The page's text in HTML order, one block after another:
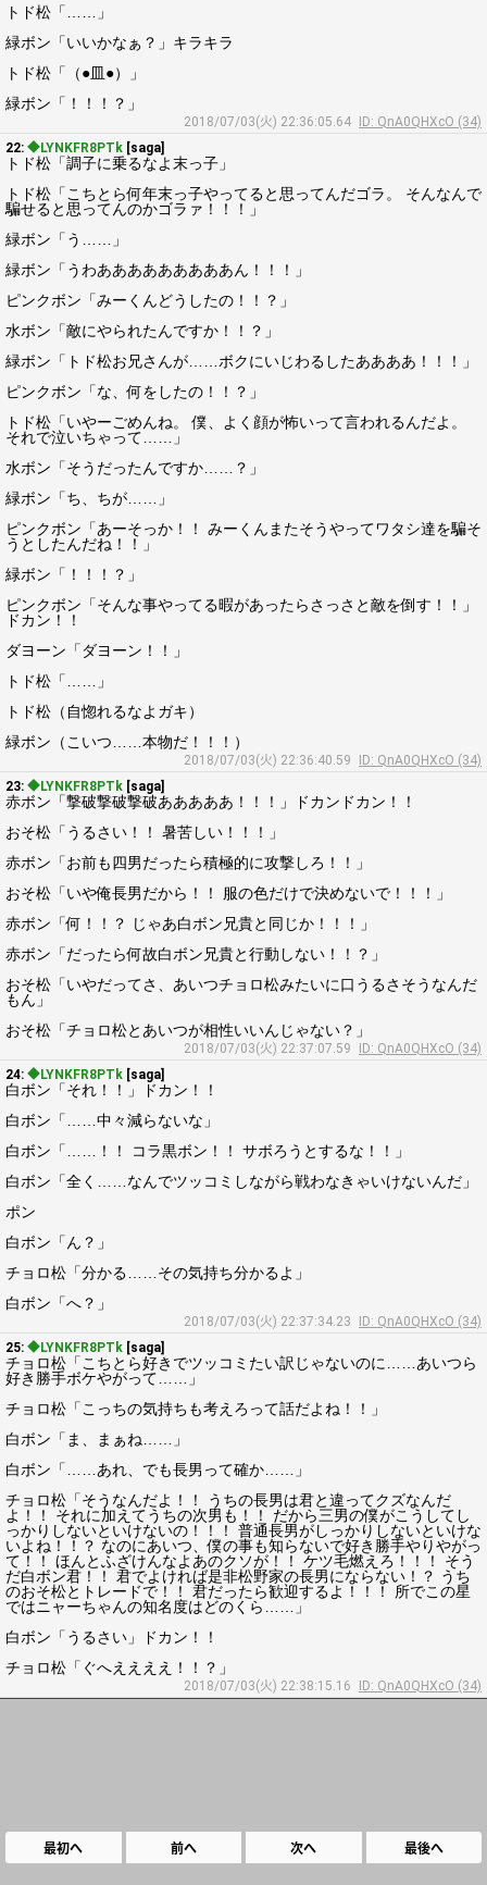
トド松「……」
緑ボン「いいかなぁ？」キラキラ
トド松「（●皿●）」
緑ボン「！！！？」
2018/07/03(火) 22:36:05.64
ID: QnA0QHXcO (34)
22: ◆LYNKFR8PTk [saga]
トド松「調子に乗るなよ末っ子」
トド松「こちとら何年末っ子やってると思ってんだゴラ。 そんなんで
騙せると思ってんのかゴラァ！！！」
緑ボン「う……」
緑ボン「うわあああああああああん！！！」
ピンクボン「みーくんどうしたの！！？」
水ボン「敵にやられたんですか！！？」
緑ボン「トド松お兄さんが……ボクにいじわるしたああああ！！！」
ピンクボン「な、何をしたの！！？」
トド松「いやーごめんね。 僕、よく顔が怖いって言われるんだよ。
それで泣いちゃって……」
水ボン「そうだったんですか……？」
緑ボン「ち、ちが……」
ピンクボン「あーそっか！！ みーくんまたそうやってワタシ達を騙そ
うとしたんだね！！」
緑ボン「！！！？」
ピンクボン「そんな事やってる暇があったらさっさと敵を倒す！！」
ドカン！！
ダヨーン「ダヨーン！！」
トド松「……」
トド松（自惚れるなよガキ）
緑ボン（こいつ……本物だ！！！）
2018/07/03(火) 22:36:40.59
ID: QnA0QHXcO (34)
23: ◆LYNKFR8PTk [saga]
赤ボン「撃破撃破撃破あああああ！！！」ドカンドカン！！
おそ松「うるさい！！ 暑苦しい！！！」
赤ボン「お前も四男だったら積極的に攻撃しろ！！」
おそ松「いや俺長男だから！！ 服の色だけで決めないで！！！」
赤ボン「何！！？ じゃあ白ボン兄貴と同じか！！！」
赤ボン「だったら何故白ボン兄貴と行動しない！！？」
おそ松「いやだってさ、あいつチョロ松みたいに口うるさそうなんだ
もん」
おそ松「チョロ松とあいつが相性いいんじゃない？」
2018/07/03(火) 22:37:07.59
ID: QnA0QHXcO (34)
24: ◆LYNKFR8PTk [saga]
白ボン「それ！！」ドカン！！
白ボン「……中々減らないな」
白ボン「……！！ コラ黒ボン！！ サボろうとするな！！」
白ボン「全く……なんでツッコミしながら戦わなきゃいけないんだ」
ポン
白ボン「ん？」
チョロ松「分かる……その気持ち分かるよ」
白ボン「へ？」
2018/07/03(火) 22:37:34.23
ID: QnA0QHXcO (34)
25: ◆LYNKFR8PTk [saga]
チョロ松「こちとら好きでツッコミたい訳じゃないのに……あいつら
好き勝手ボケやがって……」
チョロ松「こっちの気持ちも考えろって話だよね！！」
白ボン「ま、まぁね……」
白ボン「……あれ、でも長男って確か……」
チョロ松「そうなんだよ！！ うちの長男は君と違ってクズなんだ
よ！！ それに加えてうちの次男も！！ だから三男の僕がこうしてし
っかりしないといけないの！！！ 普通長男がしっかりしないといけな
いよね！！？ なのにあいつ、僕の事も知らないで好き勝手やりやがっ
て！！ ほんとふざけんなよあのクソが！！ ケツ毛燃えろ！！！ そう
だ白ボン君！！ 君でよければ是非松野家の長男にならない！？ うち
のおそ松とトレードで！！ 君だったら歓迎するよ！！！ 所でこの星
ではニャーちゃんの知名度はどのくら……」
白ボン「うるさい」ドカン！！
チョロ松「ぐへええええ！！？」
2018/07/03(火) 22:38:15.16 ID: QnA0QHXcO (34)
最初へ 前へ 次へ 最後へ